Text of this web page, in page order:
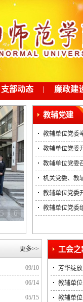
支部动态 | 廉政建
5 6
教辅党建
教辅单位党委
教辅单位党委
教辅单位党委
机关党委、教
教辅单位党委
教辅单位党委
更多>>
09/10
06/14
05/15
芳华绽
教辅单
教辅单